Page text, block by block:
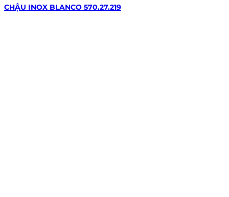
CHẬU INOX BLANCO 570.27.219